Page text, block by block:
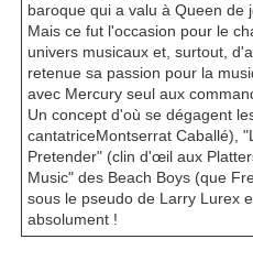
baroque qui a valu à Queen de
Mais ce fut l'occasion pour le
univers musicaux et, surtout,
retenue sa passion pour la
avec Mercury seul aux
Un concept d'où se dégagent
cantatriceMontserrat Caballé),
Pretender" (clin d'œil aux
Music" des Beach Boys (que
sous le pseudo de Larry Lurex
absolument !